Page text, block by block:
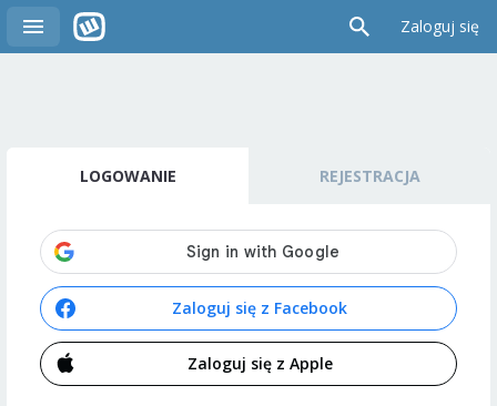
Zaloguj się
LOGOWANIE REJESTRACJA
Zaloguj się z Facebook
Zaloguj się z Apple